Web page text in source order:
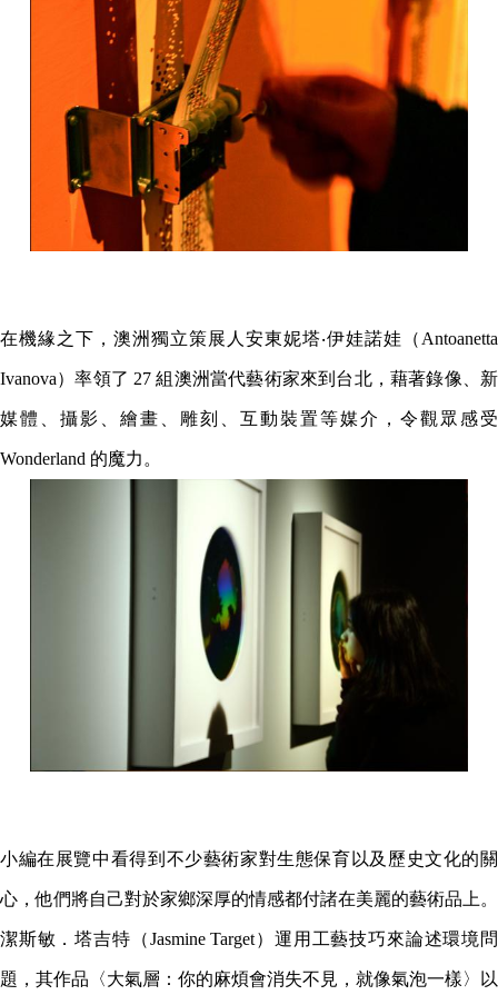
在機緣之下，澳洲獨立策展人安東妮塔‧伊娃諾娃（Antoanetta
Ivanova）率領了 27組澳洲當代藝術家來到台北，藉著錄像、新
媒體、攝影、繪畫、雕刻、互動裝置等媒介，令觀眾感受
Wonderland 的魔力。
小編在展覽中看得到不少藝術家對生態保育以及歷史文化的關
心，他們將自己對於家鄉深厚的情感都付諸在美麗的藝術品上。
潔斯敏．塔吉特（Jasmine Target）運用工藝技巧來論述環境問
題，其作品〈大氣層：你的麻煩會消失不見，就像氣泡一樣〉以